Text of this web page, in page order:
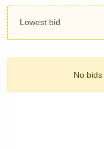
Lowest bid
No bids